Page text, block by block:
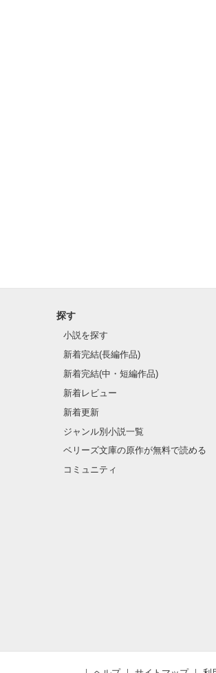
探す
小説を探す
新着完結(長編作品)
新着完結(中・短編作品)
新着レビュー
新着更新
ジャンル別小説一覧
ベリーズ文庫の原作が無料で読める
コミュニティ